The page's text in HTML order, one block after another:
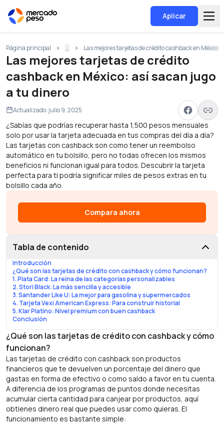
Aplicar
Página principal ... Las mejores tarjetas de crédito cashback en
Las mejores tarjetas de crédito
cashback en México: así sacan jugo
a tu dinero
Actualizado: julio 9, 2025
¿Sabías que podrías recuperar hasta 1,500 pesos mensuales
solo por usar la tarjeta adecuada en tus compras del día a día?
Las tarjetas con cashback son como tener un reembolso
automático en tu bolsillo, pero no todas ofrecen los mismos
beneficios ni funcionan igual para todos. Descubrir la tarjeta
perfecta para ti podría significar miles de pesos extras en tu
bolsillo cada año.
Compara ahora
Tabla de contenido
Introducción
¿Qué son las tarjetas de crédito con cashback y cómo funcionan?
1. Plata Card: La reina de las categorías personalizables
2. Stori Black: La más sencilla y accesible
3. Santander Like U: La mejor para gasolina y supermercados
4. Tarjeta Vexi American Express: Para construir historial
5. Klar Platino: Nivel premium con buen cashback
Conclusión
¿Qué son las tarjetas de crédito con cashback y cómo
funcionan?
Las tarjetas de crédito con cashback son productos
financieros que te devuelven un porcentaje del dinero que
gastas en forma de efectivo o como saldo a favor en tu cuenta.
A diferencia de los programas de puntos donde necesitas
acumular cierta cantidad para canjear por productos, aquí
obtienes dinero real que puedes usar como quieras. El
funcionamiento es bastante simple: